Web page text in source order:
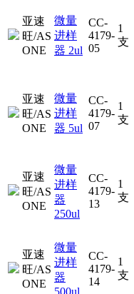
亚速
旺/AS
ONE
微量
进样
器 2ul
CC-
4179-
05
1
支
亚速
旺/AS
ONE
微量
进样
器 5ul
CC-
4179-
07
1
支
亚速
旺/AS
ONE
微量
进样
器
250ul
CC-
4179-
13
1
支
亚速
旺/AS
ONE
微量
进样
器
CC-
4179-
14
1
支